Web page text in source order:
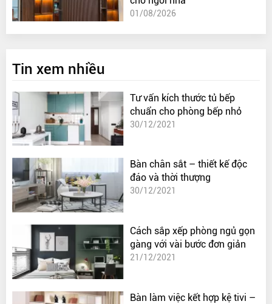
01/08/2026
Tin xem nhiều
Tư vấn kích thước tủ bếp
chuẩn cho phòng bếp nhỏ
30/12/2021
Bàn chân sắt – thiết kế độc
đáo và thời thượng
30/12/2021
Cách sắp xếp phòng ngủ gọn
gàng với vài bước đơn giản
21/12/2021
Bàn làm việc kết hợp kệ tivi –